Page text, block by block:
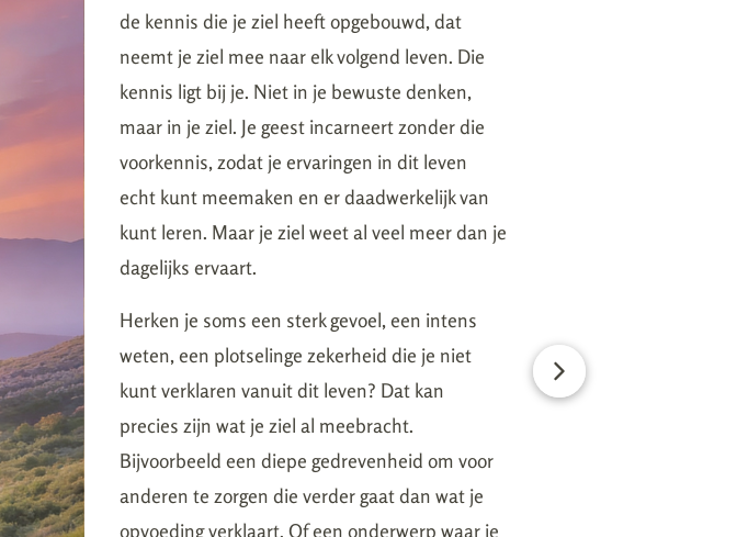
de kennis die je ziel heeft opgebouwd, dat
neemt je ziel mee naar elk volgend leven. Die
kennis ligt bij je. Niet in je bewuste denken,
maar in je ziel. Je geest incarneert zonder die
voorkennis, zodat je ervaringen in dit leven
echt kunt meemaken en er daadwerkelijk van
kunt leren. Maar je ziel weet al veel meer dan je
dagelijks ervaart.
Herken je soms een sterk gevoel, een intens
weten, een plotselinge zekerheid die je niet
kunt verklaren vanuit dit leven? Dat kan
precies zijn wat je ziel al meebracht.
Bijvoorbeeld een diepe gedrevenheid om voor
anderen te zorgen die verder gaat dan wat je
opvoeding verklaart. Of een onderwerp waar je